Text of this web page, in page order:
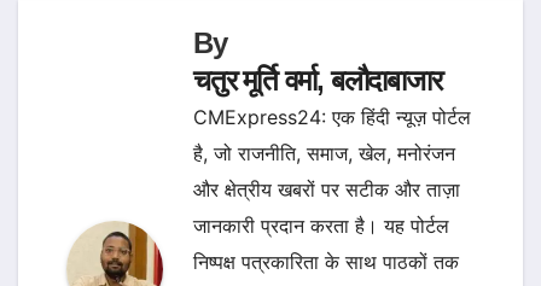
By
चतुर मूर्ति वर्मा, बलौदाबाजार
CMExpress24: एक हिंदी न्यूज़ पोर्टल
है, जो राजनीति, समाज, खेल, मनोरंजन
और क्षेत्रीय खबरों पर सटीक और ताज़ा
जानकारी प्रदान करता है। यह पोर्टल
निष्पक्ष पत्रकारिता के साथ पाठकों तक